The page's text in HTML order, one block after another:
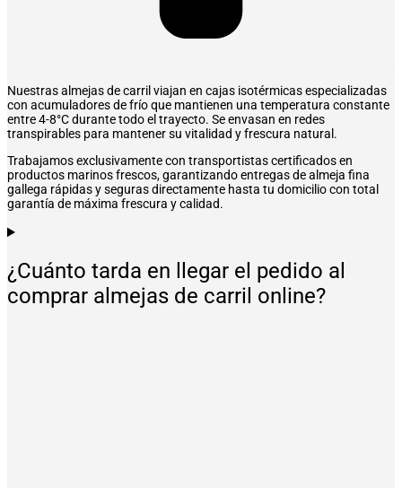
Nuestras almejas de carril viajan en cajas isotérmicas especializadas
con acumuladores de frío que mantienen una temperatura constante
entre 4-8°C durante todo el trayecto. Se envasan en redes
transpirables para mantener su vitalidad y frescura natural.
Trabajamos exclusivamente con transportistas certificados en
productos marinos frescos, garantizando entregas de almeja fina
gallega rápidas y seguras directamente hasta tu domicilio con total
garantía de máxima frescura y calidad.
¿Cuánto tarda en llegar el pedido al
comprar almejas de carril online?